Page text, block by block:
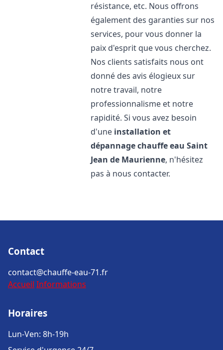
résistance, etc. Nous offrons
également des garanties sur nos
services, pour vous donner la
paix d'esprit que vous cherchez.
Nos clients satisfaits nous ont
donné des avis élogieux sur
notre travail, notre
professionnalisme et notre
rapidité. Si vous avez besoin
d'une installation et
dépannage chauffe eau Saint
Jean de Maurienne, n'hésitez
pas à nous contacter.
Contact
contact@chauffe-eau-71.fr
Accueil Informations
Horaires
Lun-Ven: 8h-19h